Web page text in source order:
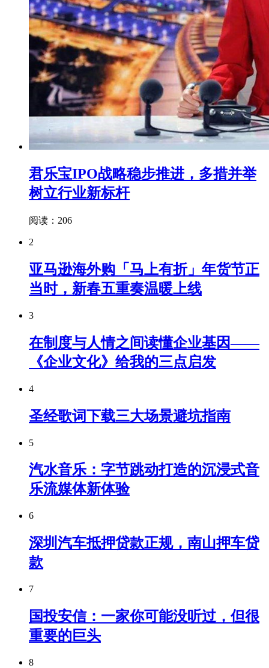
君乐宝IPO战略稳步推进，多措并举
树立行业新标杆
阅读：206
2
亚马逊海外购「马上有折」年货节正
当时，新春五重奏温暖上线
3
在制度与人情之间读懂企业基因——
《企业文化》给我的三点启发
4
圣经歌词下载三大场景避坑指南
5
汽水音乐：字节跳动打造的沉浸式音
乐流媒体新体验
6
深圳汽车抵押贷款正规，南山押车贷
款
7
国投安信：一家你可能没听过，但很
重要的巨头
8